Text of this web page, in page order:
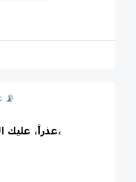
عالم الأندرويد | #رامي_تك 📡
عذراً، عليك الانضمام الى هذهِ القناة أولاً،